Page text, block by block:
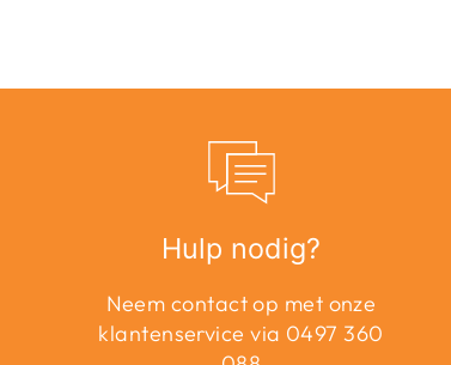
Hulp nodig?
Neem contact op met onze
klantenservice via 0497 360